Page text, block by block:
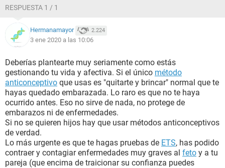
RESPUESTA 1 / 1
Hermanamayor 2.224
3 ene 2020 a las 10:06
Deberías plantearte muy seriamente como estás
gestionando tu vida y afectiva. Si el único método
anticonceptivo que usas es "quitarte y brincar" normal que te
hayas quedado embarazada. Lo raro es que no te haya
ocurrido antes. Eso no sirve de nada, no protege de
embarazos ni de enfermedades.
Si no se quieren hijos hay que usar métodos anticonceptivos
de verdad.
Lo más urgente es que te hagas pruebas de ETS, has podido
contraer y contagiar enfermedades muy graves al feto y a tu
pareja (que encima de traicionar su confianza puedes